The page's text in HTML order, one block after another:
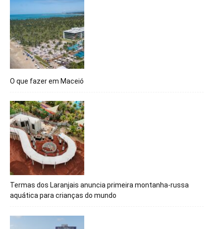
O que fazer em Maceió
Termas dos Laranjais anuncia primeira montanha-russa
aquática para crianças do mundo